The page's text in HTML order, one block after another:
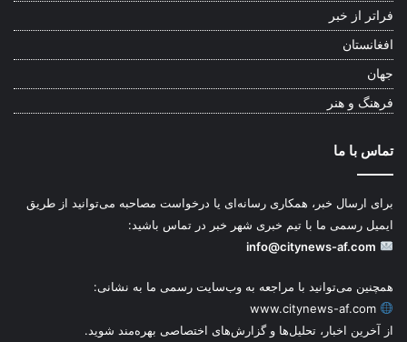
فراتر از خبر
افغانستان
جهان
فرهنگ و هنر
تماس با ما
برای ارسال خبر، همکاری رسانه‌ای یا درخواست مصاحبه می‌توانید از طریق
ایمیل رسمی ما با تیم خبری شهر خبر در تماس باشید:
info@citynews-af.com
همچنین می‌توانید با مراجعه به وب‌سایت رسمی ما به نشانی:
www.citynews-af.com
از آخرین اخبار، تحلیل‌ها و گزارش‌های اختصاصی بهره‌مند شوید.